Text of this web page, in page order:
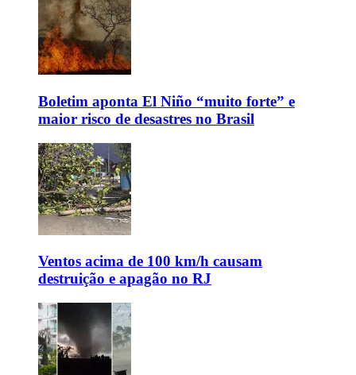
Boletim aponta El Niño “muito forte” e
maior risco de desastres no Brasil
Ventos acima de 100 km/h causam
destruição e apagão no RJ